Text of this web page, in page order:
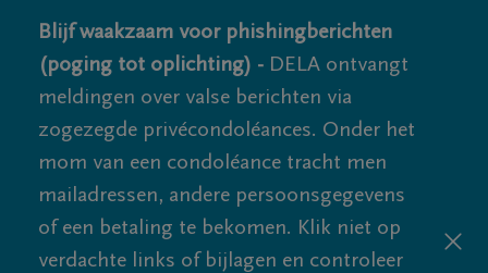
Blijf waakzaam voor phishingberichten
(poging tot oplichting) - DELA ontvangt
meldingen over valse berichten via
zogezegde privécondoléances. Onder het
mom van een condoléance tracht men
mailadressen, andere persoonsgegevens
of een betaling te bekomen. Klik niet op
verdachte links of bijlagen en controleer